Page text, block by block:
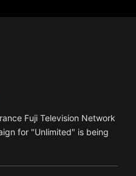
Fuji Television Network
for "Unlimited" is being